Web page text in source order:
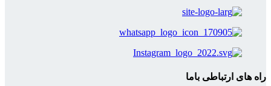
راه های ارتباطی باما